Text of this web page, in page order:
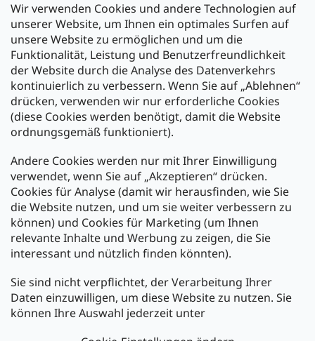
Wir verwenden Cookies und andere Technologien auf
unserer Website, um Ihnen ein optimales Surfen auf
unsere Website zu ermöglichen und um die
Funktionalität, Leistung und Benutzerfreundlichkeit
der Website durch die Analyse des Datenverkehrs
kontinuierlich zu verbessern. Wenn Sie auf „Ablehnen“
drücken, verwenden wir nur erforderliche Cookies
(diese Cookies werden benötigt, damit die Website
ordnungsgemäß funktioniert).
Andere Cookies werden nur mit Ihrer Einwilligung
verwendet, wenn Sie auf „Akzeptieren“ drücken.
Cookies für Analyse (damit wir herausfinden, wie Sie
die Website nutzen, und um sie weiter verbessern zu
können) und Cookies für Marketing (um Ihnen
relevante Inhalte und Werbung zu zeigen, die Sie
interessant und nützlich finden könnten).
Sie sind nicht verpflichtet, der Verarbeitung Ihrer
Daten einzuwilligen, um diese Website zu nutzen. Sie
können Ihre Auswahl jederzeit unter
Filiale Ulm
Zahlung und Versand
Versand mit:
Zahlarten:
Newsletter abonnieren
Legen Sie Ihre E-Mail ein und wir werden Ihnen Informationen
über neue Produkte in unserem E-Shop zusenden.